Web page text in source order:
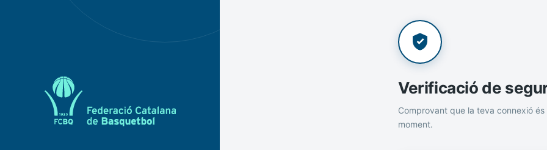
Verificació de
Comprovant que la teva connexió és
moment.